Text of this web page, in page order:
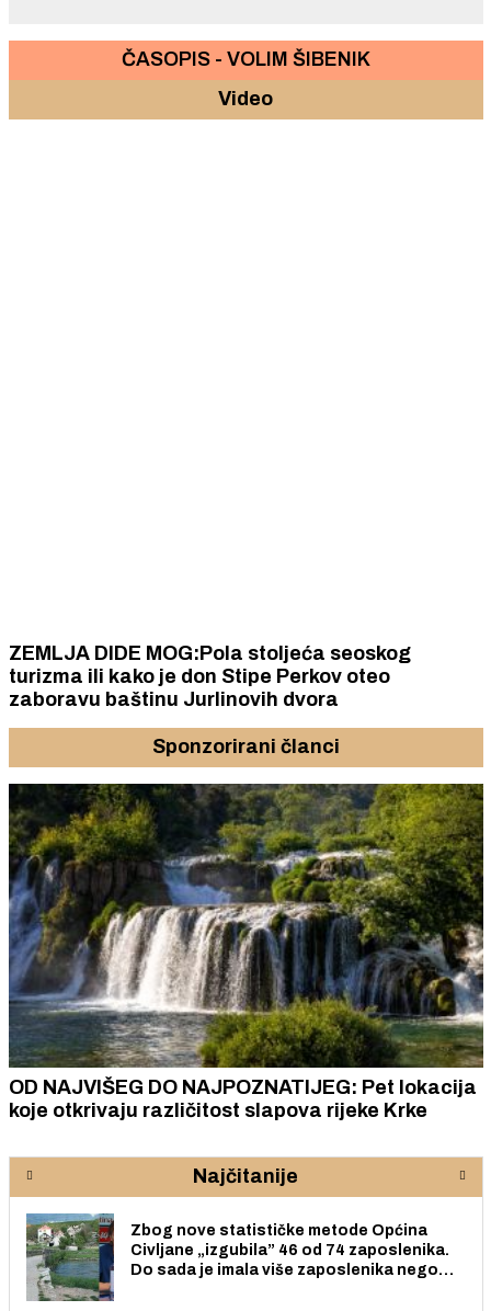
ČASOPIS - VOLIM ŠIBENIK
Video
ZEMLJA DIDE MOG:Pola stoljeća seoskog
turizma ili kako je don Stipe Perkov oteo
zaboravu baštinu Jurlinovih dvora
Sponzorirani članci
OD NAJVIŠEG DO NAJPOZNATIJEG: Pet lokacija
koje otkrivaju različitost slapova rijeke Krke
Najčitanije
Zbog nove statističke metode Općina
Civljane „izgubila” 46 od 74 zaposlenika.
Do sada je imala više zaposlenika nego